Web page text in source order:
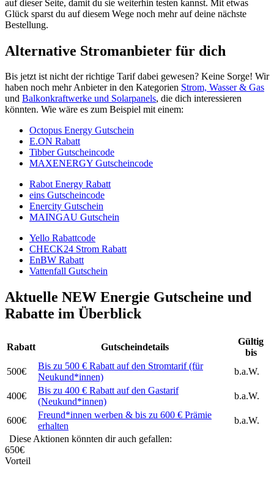
auf dieser Seite, damit du sie weiterhin testen kannst. Mit etwas
Glück sparst du auf diesem Wege noch mehr auf deine nächste
Bestellung.
Alternative Stromanbieter für dich
Bis jetzt ist nicht der richtige Tarif dabei gewesen? Keine Sorge! Wir
haben noch mehr Anbieter in den Kategorien Strom, Wasser & Gas
und Balkonkraftwerke und Solarpanels, die dich interessieren
könnten. Wie wäre es zum Beispiel mit einem:
Octopus Energy Gutschein
E.ON Rabatt
Tibber Gutscheincode
MAXENERGY Gutscheincode
Rabot Energy Rabatt
eins Gutscheincode
Enercity Gutschein
MAINGAU Gutschein
Yello Rabattcode
CHECK24 Strom Rabatt
EnBW Rabatt
Vattenfall Gutschein
Aktuelle NEW Energie Gutscheine und
Rabatte im Überblick
Rabatt Gutscheindetails
Gültig
bis
500€
Bis zu 500 € Rabatt auf den Stromtarif (für
Neukund*innen)
b.a.W.
400€
Bis zu 400 € Rabatt auf den Gastarif
(Neukund*innen)
b.a.W.
600€
Freund*innen werben & bis zu 600 € Prämie
erhalten
b.a.W.
Diese Aktionen könnten dir auch gefallen:
650€
Vorteil